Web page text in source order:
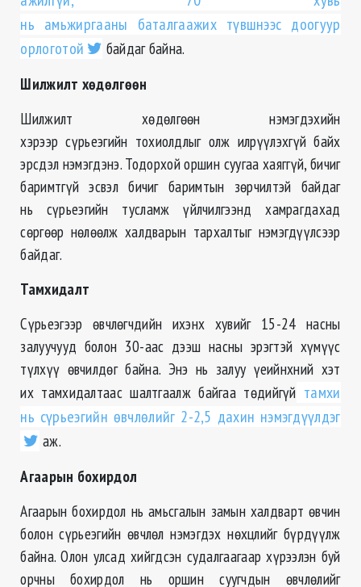
нь амьжиргааны баталгаажих түвшнээс доогуур
орлоготой
байдаг байна.
Шилжилт хөдөлгөөн
Шилжилт хөдөлгөөн нэмэгдэхийн
хэрээр сүрьеэгийн тохиолдлыг олж илрүүлэхгүй байх
эрсдэл нэмэгдэнэ. Тодорхой оршин суугаа хаяггүй, бичиг
баримтгүй эсвэл бичиг баримтын зөрчилтэй байдаг
нь сүрьеэгийн тусламж үйлчилгээнд хамрагдахад
сөргөөр нөлөөлж халдварын тархалтыг нэмэгдүүлсээр
байдаг.
Тамхидалт
Сүрьеэгээр өвчлөгчдийн ихэнх хувийг 15-24 насны
залуучууд болон 30-аас дээш насны эрэгтэй хүмүүс
түлхүү өвчилдөг байна. Энэ нь залуу үеийнхний хэт
их тамхидалтаас шалтгаалж байгаа төдийгүй тамхи
нь сүрьеэгийн өвчлөлийг 2-2,5 дахин нэмэгдүүлдэг
аж.
Агаарын бохирдол
Агаарын бохирдол нь амьсгалын замын халдварт өвчин
болон сүрьеэгийн өвчлөл нэмэгдэх нөхцлийг бүрдүүлж
байна. Олон улсад хийгдсэн судалгаагаар хүрээлэн буй
орчны бохирдол нь оршин суугчдын өвчлөлийг